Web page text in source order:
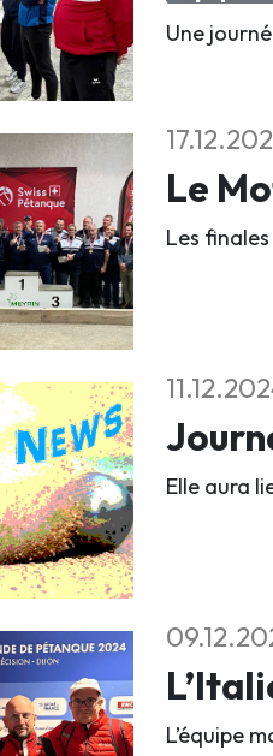
Une
Le
Les
Elle aura
L’équipe